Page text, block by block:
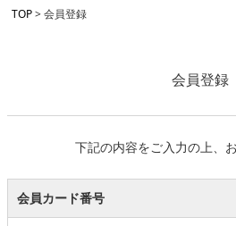
TOP 会員登録
会員登録
下記の内容をご入力の上、
会員カード番号